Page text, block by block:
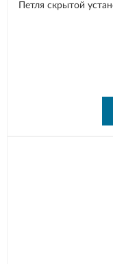
Петля скрытой